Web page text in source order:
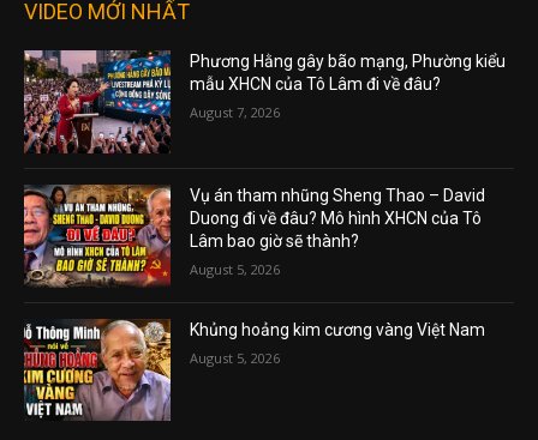
VIDEO MỚI NHẤT
Phương Hằng gây bão mạng, Phường kiểu
mẫu XHCN của Tô Lâm đi về đâu?
August 7, 2026
Vụ án tham nhũng Sheng Thao – David
Duong đi về đâu? Mô hình XHCN của Tô
Lâm bao giờ sẽ thành?
August 5, 2026
Khủng hoảng kim cương vàng Việt Nam
August 5, 2026